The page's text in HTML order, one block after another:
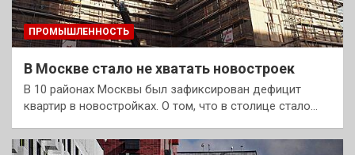
ПРОМЫШЛЕННОСТЬ
В Москве стало не хватать новостроек
В 10 районах Москвы был зафиксирован дефицит
квартир в новостройках. О том, что в столице стало…